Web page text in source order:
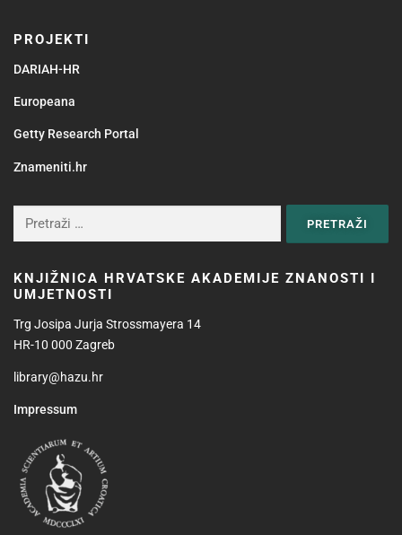
PROJEKTI
DARIAH-HR
Europeana
Getty Research Portal
Znameniti.hr
KNJIŽNICA HRVATSKE AKADEMIJE ZNANOSTI I
UMJETNOSTI
Trg Josipa Jurja Strossmayera 14
HR-10 000 Zagreb
library@hazu.hr
Impressum